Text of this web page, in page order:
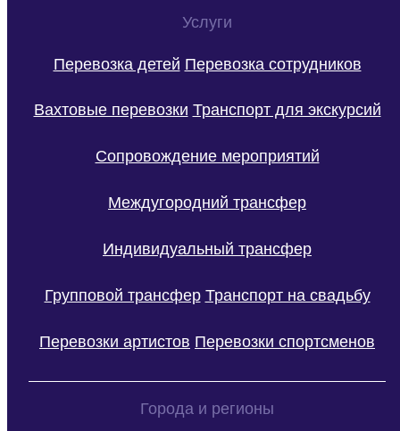
Услуги
Перевозка детей Перевозка сотрудников
Вахтовые перевозки Транспорт для экскурсий
Сопровождение мероприятий
Междугородний трансфер
Индивидуальный трансфер
Групповой трансфер Транспорт на свадьбу
Перевозки артистов Перевозки спортсменов
Города и регионы